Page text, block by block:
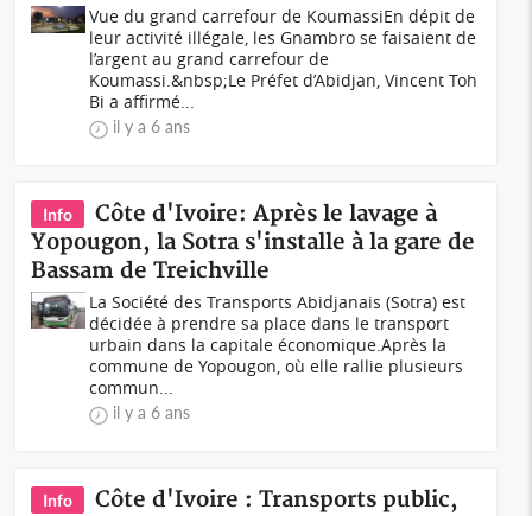
Vue du grand carrefour de KoumassiEn dépit de
leur activité illégale, les Gnambro se faisaient de
l’argent au grand carrefour de
Koumassi.&nbsp;Le Préfet d’Abidjan, Vincent Toh
Bi a affirmé...
il y a 6 ans
Info
Côte d'Ivoire: Après le lavage à
Yopougon, la Sotra s'installe à la gare de
Bassam de Treichville
La Société des Transports Abidjanais (Sotra) est
décidée à prendre sa place dans le transport
urbain dans la capitale économique.Après la
commune de Yopougon, où elle rallie plusieurs
commun...
il y a 6 ans
Info
Côte d'Ivoire : Transports public,